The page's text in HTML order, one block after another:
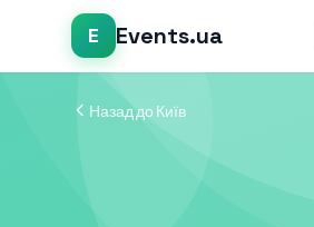
E Events.ua
Назад до Київ